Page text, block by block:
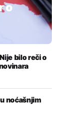
o
bilo reči o
noćašnjim